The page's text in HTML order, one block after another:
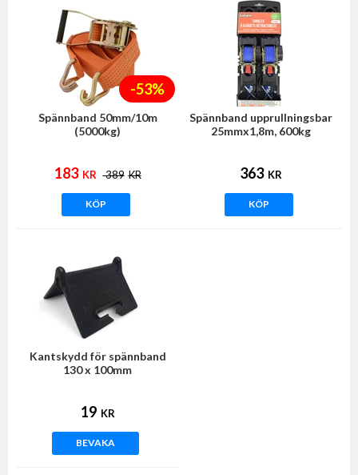
-53%
Spännband 50mm/10m
(5000kg)
183 KR 389 KR
KÖP
Spännband upprullningsbar
25mmx1,8m, 600kg
363 KR
KÖP
Kantskydd för spännband
130 x 100mm
19 KR
BEVAKA